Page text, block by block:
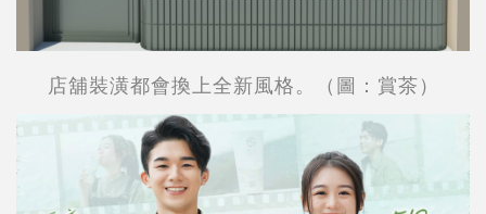
店舖裝潢都會換上全新風格。（圖：賞茶）